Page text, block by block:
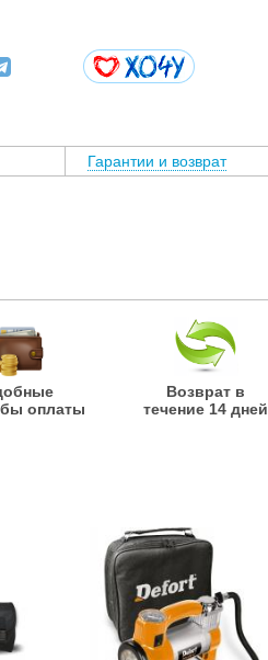
Гарантии и возврат
оплаты
Возврат в
течение 14 дней